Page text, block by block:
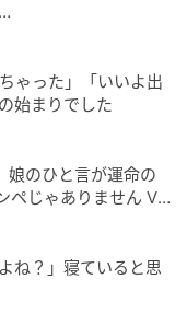
母さんが心配だ
祥子がさ、親孝行
ました。うちに
もない。私は由
な毎日を送ってい
歓迎できるはずが
ゃった」「いいよ出
始まりでした
娘のひと言が運命の
ペじゃありません Vo
ね？」寝ていると思